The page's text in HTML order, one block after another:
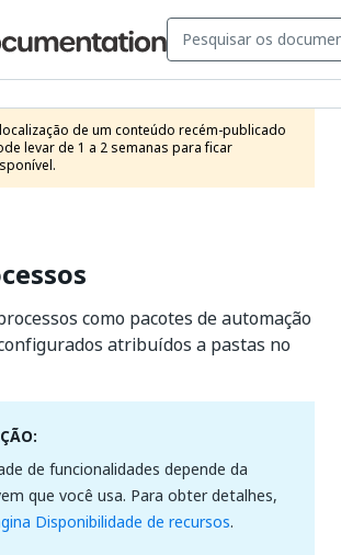
de um conteúdo recém-publicado
levar de 1 a 2 semanas para ficar
como pacotes de automação
atribuídos a pastas no
de funcionalidades depende da
que você usa. Para obter detalhes,
Disponibilidade de recursos.